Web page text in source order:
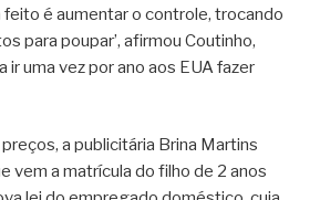
feito é aumentar o controle, trocando
para poupar’, afirmou Coutinho,
ir uma vez por ano aos EUA fazer
a publicitária Brina Martins
vem a matrícula do filho de 2 anos